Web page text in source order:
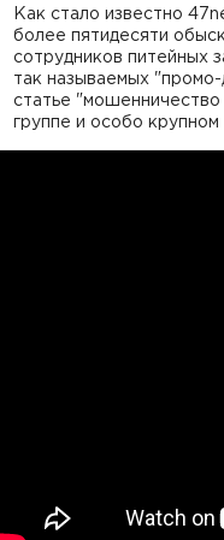
Как стало известно
более пятидесяти
сотрудников питейных
так называемых
статье
группе и особо крупном